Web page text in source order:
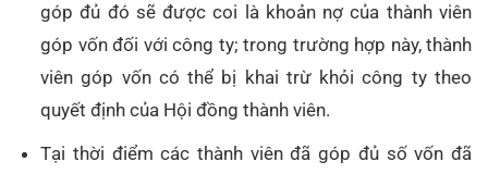
góp đủ đó sẽ được coi là khoản nợ của thành viên
góp vốn đối với công ty; trong trường hợp này, thành
viên góp vốn có thể bị khai trừ khỏi công ty theo
quyết định của Hội đồng thành viên.
Tại thời điểm các thành viên đã góp đủ số vốn đã